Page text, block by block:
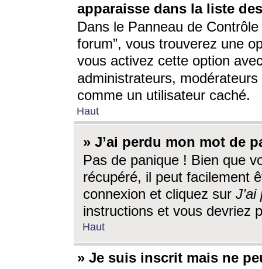
apparaisse dans la liste
Dans le Panneau de
forum”, vous trouverez une
vous activez cette option
administrateurs,
comme un utilisateur caché.
Haut
» J’ai perdu mon mot de
Pas de panique ! Bien que
récupéré, il peut facilement
connexion et cliquez sur
instructions et vous devriez
Haut
» Je suis inscrit mais ne